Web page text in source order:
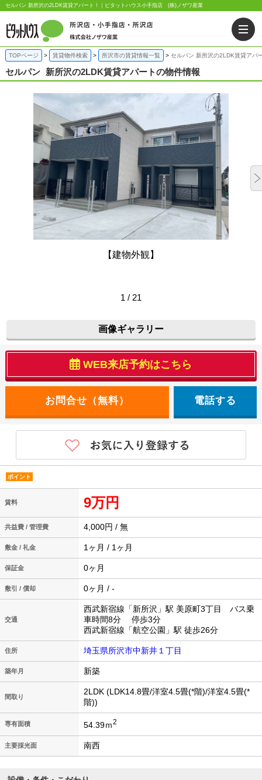
セルパン 新所沢の2LDK賃貸アパート！｜ピタットハウス小手指店 (株)ノザワ産業
TOPページ 賃貸物件検索 所沢市の賃貸情報一覧 セルパン 新所沢の2LDK賃貸アパ
セルパン 新所沢の2LDK賃貸アパートの物件情報
【建物外観】
1 / 21
画像ギャラリー
WEB来店予約はこちら
電話する
ポイント
賃料 9万円
共益費 / 管理費 4,000円 / 無
敷金 / 礼金 1ヶ月 / 1ヶ月
保証金 0ヶ月
敷引 / 償却 0ヶ月 / -
交通
西武新宿線「新所沢」駅 美原町3丁目 バス乗
車時間8分 停歩3分
西武新宿線「航空公園」駅 徒歩26分
住所 埼玉県所沢市中新井１丁目
築年月 新築
間取り
2LDK (LDK14.8畳/洋室4.5畳(*階)/洋室4.5畳(*
階))
専有面積 54.39ｍ2
主要採光面 南西